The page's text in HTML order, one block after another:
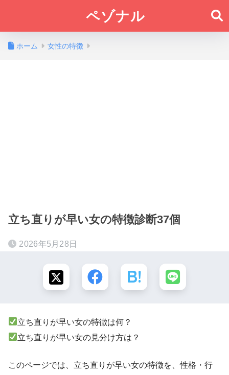
ペゾナル
ホーム 女性の特徴
立ち直りが早い女の特徴診断37個
2026年5月28日
立ち直りが早い女の特徴は何？
立ち直りが早い女の見分け方は？
このページでは、立ち直りが早い女の特徴を、性格・行